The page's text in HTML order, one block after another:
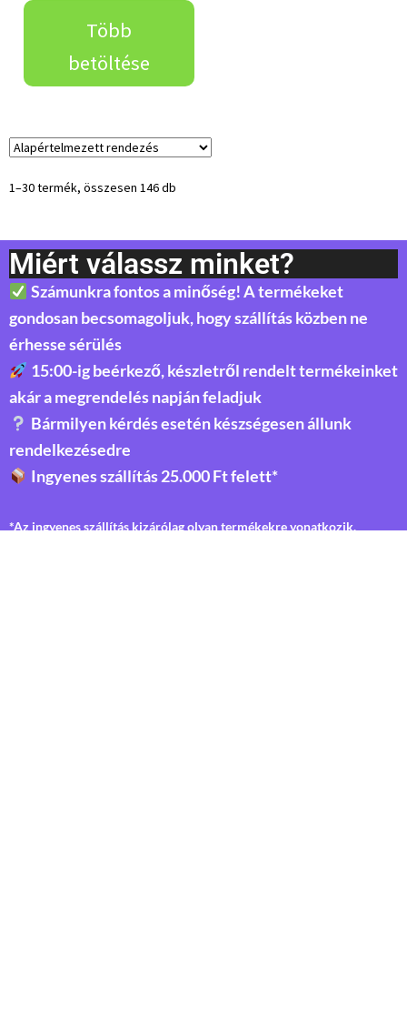
Több
betöltése
1–30 termék, összesen 146 db
Miért válassz minket?
Számunkra fontos a minőség! A termékeket
gondosan becsomagoljuk, hogy szállítás közben ne
érhesse sérülés
15:00-ig beérkező, készletről rendelt termékeinket
akár a megrendelés napján feladjuk
Bármilyen kérdés esetén készségesen állunk
rendelkezésedre
Ingyenes szállítás 25.000 Ft felett*
*Az ingyenes szállítás kizárólag olyan termékekre vonatkozik,